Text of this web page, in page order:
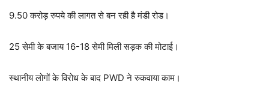
9.50 करोड़ रुपये की लागत से बन रही है मंडी रोड।
25 सेमी के बजाय 16-18 सेमी मिली सड़क की मोटाई।
स्थानीय लोगों के विरोध के बाद PWD ने रुकवाया काम।